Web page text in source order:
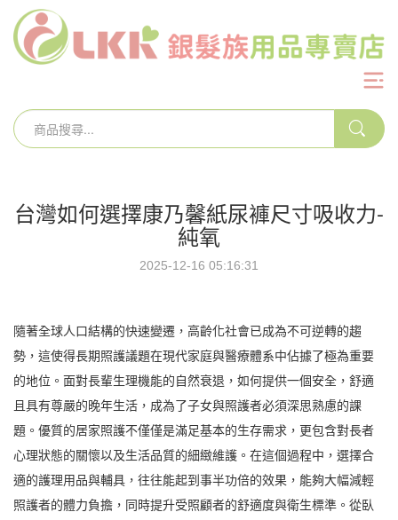
台灣如何選擇康乃馨紙尿褲尺寸吸收力-
純氧
2025-12-16 05:16:31
隨著全球人口結構的快速變遷，高齡化社會已成為不可逆轉的趨
勢，這使得長期照護議題在現代家庭與醫療體系中佔據了極為重要
的地位。面對長輩生理機能的自然衰退，如何提供一個安全，舒適
且具有尊嚴的晚年生活，成為了子女與照護者必須深思熟慮的課
題。優質的居家照護不僅僅是滿足基本的生存需求，更包含對長者
心理狀態的關懷以及生活品質的細緻維護。在這個過程中，選擇合
適的護理用品與輔具，往往能起到事半功倍的效果，能夠大幅減輕
照護者的體力負擔，同時提升受照顧者的舒適度與衛生標準。從臥